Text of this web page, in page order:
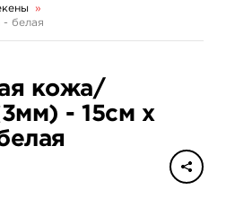
»
- белая
кожа/
- 15см х